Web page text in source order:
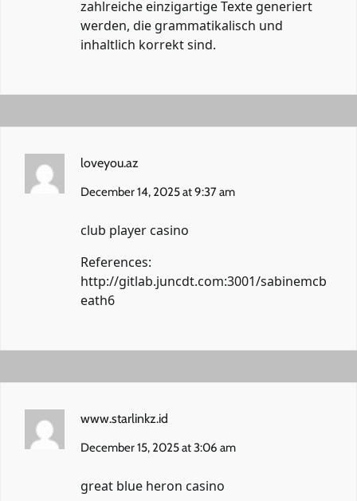
zahlreiche einzigartige Texte generiert
werden, die grammatikalisch und
inhaltlich korrekt sind.
loveyou.az
December 14, 2025 at 9:37 am
club player casino
References:
http://gitlab.juncdt.com:3001/sabinemcb
eath6
www.starlinkz.id
December 15, 2025 at 3:06 am
great blue heron casino